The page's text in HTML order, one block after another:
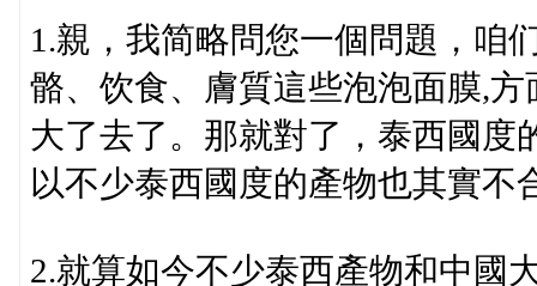
1.親，我简略問您一個問題，咱
骼、饮食、膚質這些泡泡面膜,
大了去了。那就對了，泰西國度
以不少泰西國度的產物也其實不
2.就算如今不少泰西產物和中國